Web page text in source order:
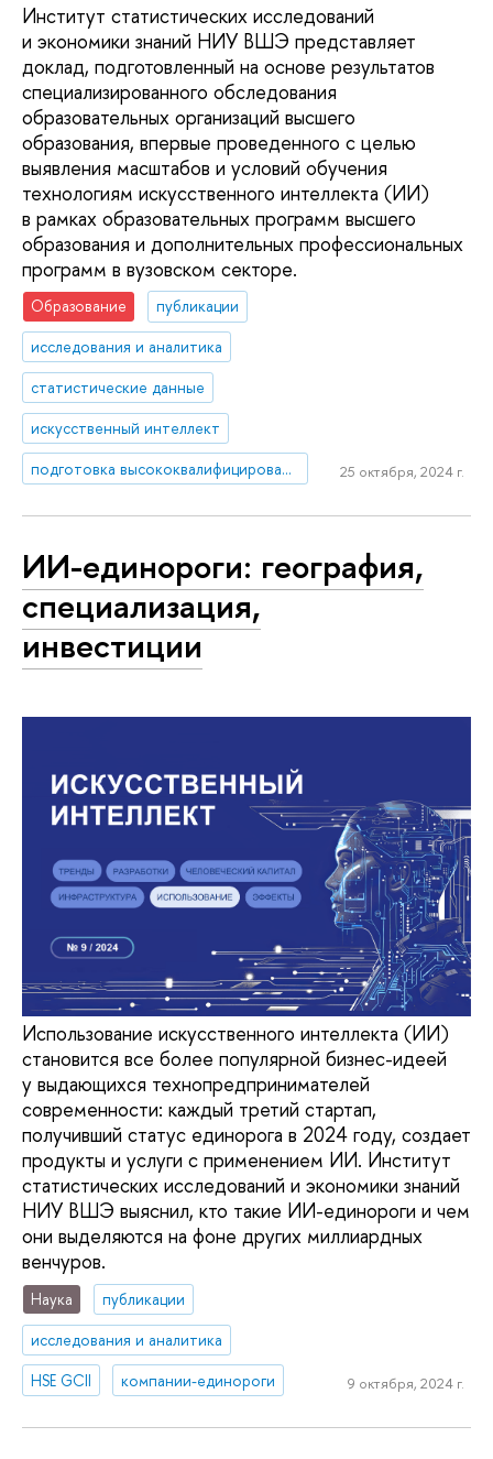
Институт статистических исследований
и экономики знаний НИУ ВШЭ представляет
доклад, подготовленный на основе результатов
специализированного обследования
образовательных организаций высшего
образования, впервые проведенного с целью
выявления масштабов и условий обучения
технологиям искусственного интеллекта (ИИ)
в рамках образовательных программ высшего
образования и дополнительных профессиональных
программ в вузовском секторе.
Образование
публикации
исследования и аналитика
статистические данные
искусственный интеллект
подготовка высококвалифицированных кадров
25 октября, 2024 г.
ИИ-единороги: география,
специализация,
инвестиции
Использование искусственного интеллекта (ИИ)
становится все более популярной бизнес-идеей
у выдающихся технопредпринимателей
современности: каждый третий стартап,
получивший статус единорога в 2024 году, создает
продукты и услуги с применением ИИ. Институт
статистических исследований и экономики знаний
НИУ ВШЭ выяснил, кто такие ИИ-единороги и чем
они выделяются на фоне других миллиардных
венчуров.
Наука
публикации
исследования и аналитика
HSE GCII
компании-единороги 9 октября, 2024 г.